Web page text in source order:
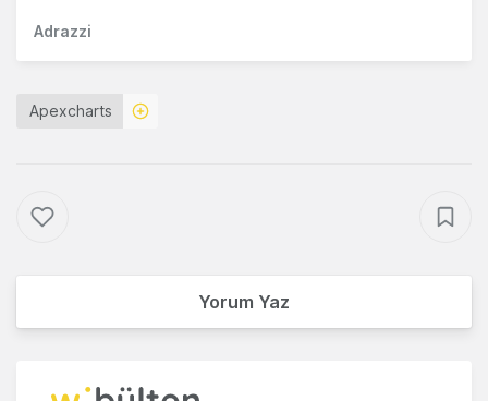
Adrazzi
Apexcharts
Yorum Yaz